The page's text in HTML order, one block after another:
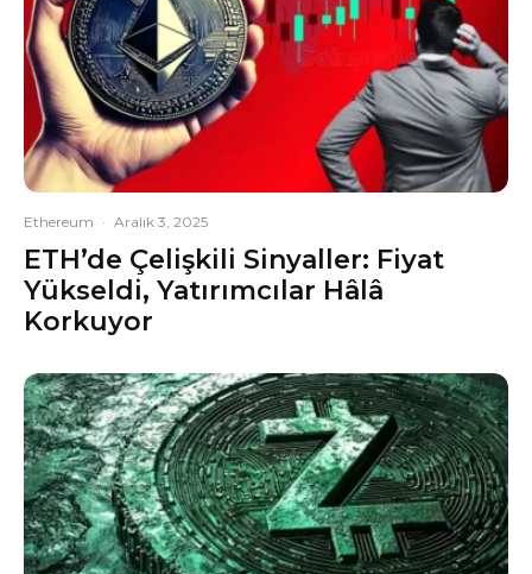
Ethereum · Aralık 3, 2025
ETH’de Çelişkili Sinyaller: Fiyat
Yükseldi, Yatırımcılar Hâlâ
Korkuyor